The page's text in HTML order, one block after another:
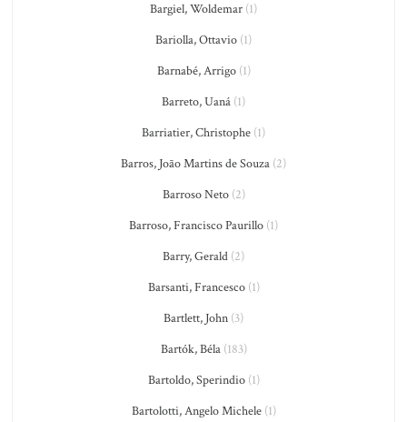
Bargiel, Woldemar (1)
Bariolla, Ottavio (1)
Barnabé, Arrigo(1)
Barreto, Uaná (1)
Barriatier, Christophe (1)
Barros, João Martins de Souza (2)
Barroso Neto(2)
Barroso, Francisco Paurillo (1)
Barry, Gerald (2)
Barsanti, Francesco(1)
Bartlett, John (3)
Bartók, Béla(183)
Bartoldo, Sperindio(1)
Bartolotti, Angelo Michele(1)